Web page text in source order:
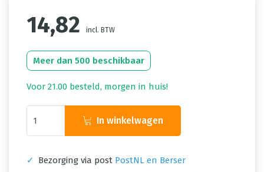
14,82 incl. BTW
Meer dan 500 beschikbaar
Voor 21.00 besteld, morgen in huis!
In winkelwagen
✓ Bezorging via post PostNL en Berser